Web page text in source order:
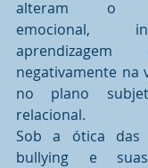
alteram o
emocional,
negativamente na
no plano
relacional.
Sob a ótica das
bullying e suas